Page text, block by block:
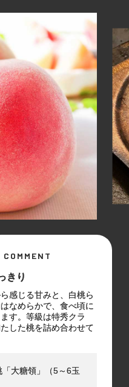
COMMENT
きり
感じる甘みと、白桃ら
なめらかで、食べ頃に
す。等級は特秀クラ
した桃を詰め合わせて
「大糖領」（5～6玉